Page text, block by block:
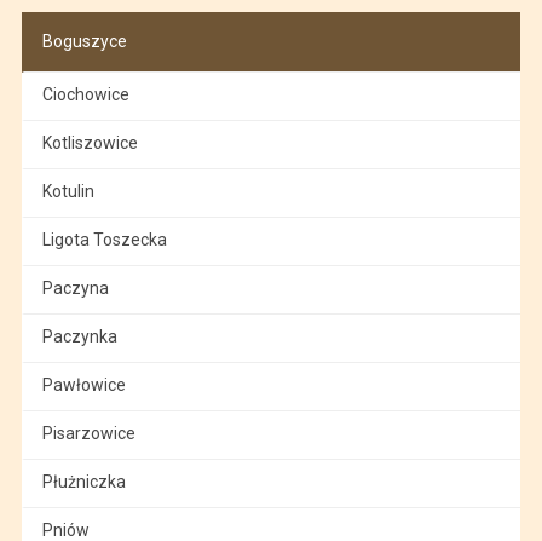
Boguszyce
Ciochowice
Kotliszowice
Kotulin
Ligota Toszecka
Paczyna
Paczynka
Pawłowice
Pisarzowice
Płużniczka
Pniów